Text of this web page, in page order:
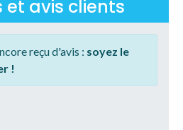
et avis clients
reçu d'avis : soyez le
!